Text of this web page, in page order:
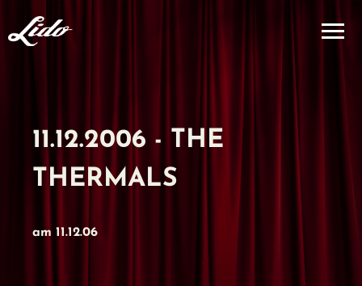
11.12.2006 - THE
THERMALS
am 11.12.06